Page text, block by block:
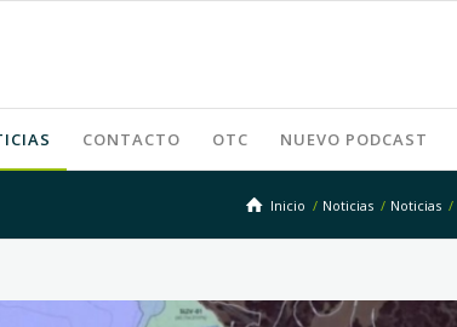
CONTACTO OTC NUEVO PODCAST
Inicio / Noticias / Noticias /